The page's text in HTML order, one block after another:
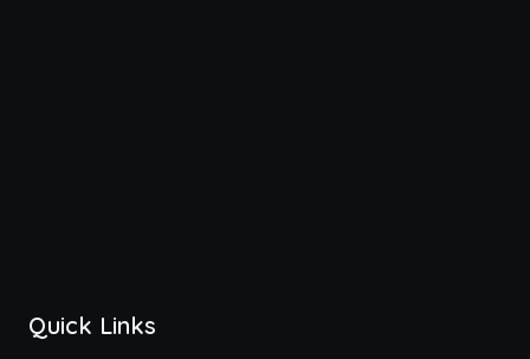
Quick Links